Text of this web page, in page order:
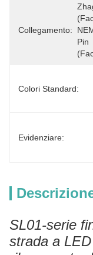
Collegamento:
Pin
Colori Standard:
Evidenziare:
SL01-serie
strada a